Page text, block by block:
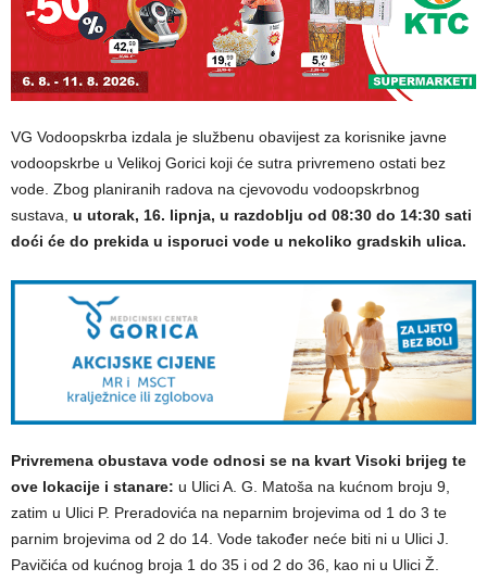
VG Vodoopskrba izdala je službenu obavijest za korisnike javne
vodoopskrbe u Velikoj Gorici koji će sutra privremeno ostati bez
vode. Zbog planiranih radova na cjevovodu vodoopskrbnog
sustava, u utorak, 16. lipnja, u razdoblju od 08:30 do 14:30 sati
doći će do prekida u isporuci vode u nekoliko gradskih ulica.
Privremena obustava vode odnosi se na kvart Visoki brijeg te
ove lokacije i stanare: u Ulici A. G. Matoša na kućnom broju 9,
zatim u Ulici P. Preradovića na neparnim brojevima od 1 do 3 te
parnim brojevima od 2 do 14. Vode također neće biti ni u Ulici J.
Pavičića od kućnog broja 1 do 35 i od 2 do 36, kao ni u Ulici Ž.